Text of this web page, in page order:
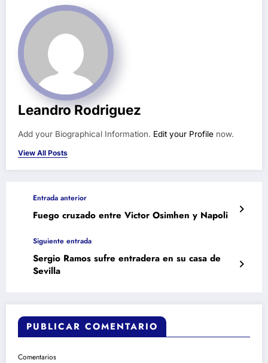
Leandro Rodriguez
Add your Biographical Information. Edit your Profile now.
View All Posts
Entrada anterior
Fuego cruzado entre Victor Osimhen y Napoli
Siguiente entrada
Sergio Ramos sufre entradera en su casa de
Sevilla
PUBLICAR COMENTARIO
Comentarios